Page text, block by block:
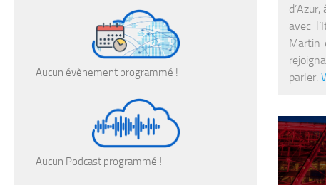
avec
Martin
parler.
Aucun évènement programmé !
Aucun Podcast programmé !